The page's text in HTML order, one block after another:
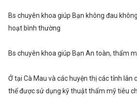
Bs chuyên khoa giúp Bạn không đau
hoạt bình thường
Bs chuyên khoa giúp Bạn An toàn, thẩm
Ở tại Cà Mau và các huyện thị các tỉnh lân
thể được sử dụng kỹ thuật thẩm mỹ tiêu